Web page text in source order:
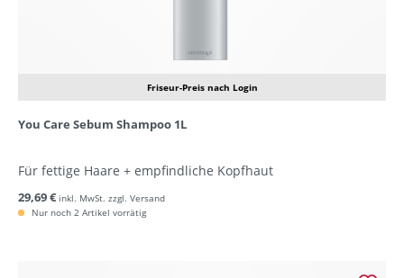
Friseur-Preis nach Login
You Care Sebum Shampoo 1L
Für fettige Haare + empfindliche Kopfhaut
29,69 € inkl. MwSt. zzgl. Versand
Nur noch 2 Artikel vorrätig